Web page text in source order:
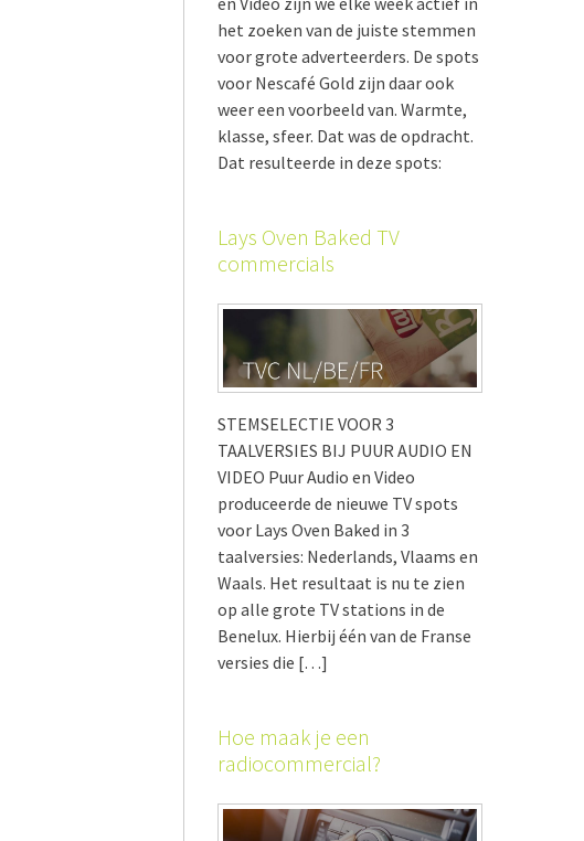
het zoeken van de juiste stemmen
voor grote adverteerders. De spots
voor Nescafé Gold zijn daar ook
weer een voorbeeld van. Warmte,
klasse, sfeer. Dat was de opdracht.
Dat resulteerde in deze spots:
Lays Oven Baked TV
commercials
STEMSELECTIE VOOR 3
TAALVERSIES BIJ PUUR AUDIO EN
VIDEO Puur Audio en Video
produceerde de nieuwe TV spots
voor Lays Oven Baked in 3
taalversies: Nederlands, Vlaams en
Waals. Het resultaat is nu te zien
op alle grote TV stations in de
Benelux. Hierbij één van de Franse
versies die […]
Hoe maak je een
radiocommercial?